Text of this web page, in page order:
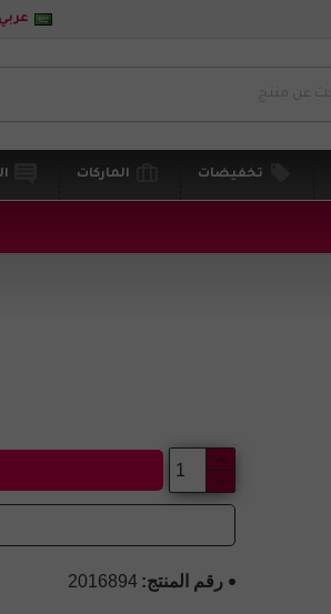
عربي
تخفيضات الماركات
رقم المنتج: 2016894